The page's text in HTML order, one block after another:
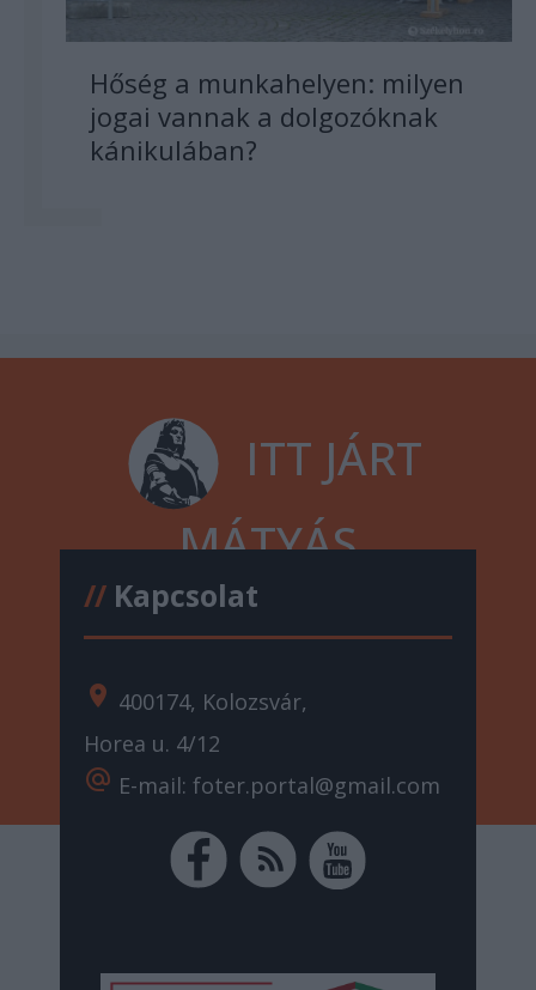
Hőség a munkahelyen: milyen
jogai vannak a dolgozóknak
kánikulában?
ITT JÁRT
MÁTYÁS
//Kapcsolat
location_on 400174, Kolozsvár,
Horea u. 4/12
alternate_email E-mail: foter.portal@gmail.com